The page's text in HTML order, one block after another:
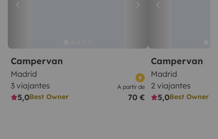
Campervan
Madrid
3 viajantes
5,0Best Owner
A partir de
70 €
Campervan
Madrid
2 viajantes
5,0Best Owner